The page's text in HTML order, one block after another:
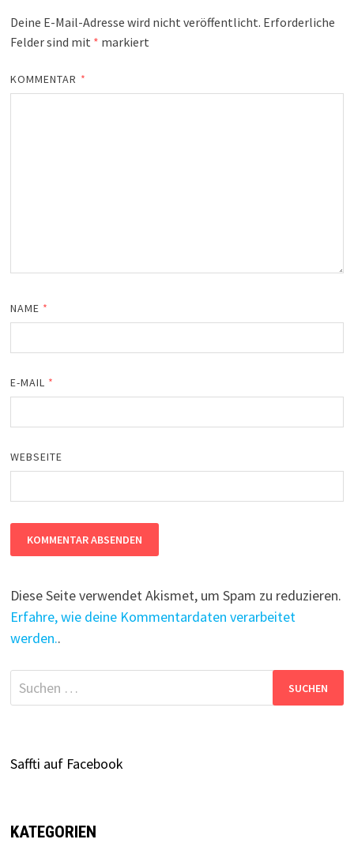
Deine E-Mail-Adresse wird nicht veröffentlicht. Erforderliche
Felder sind mit * markiert
KOMMENTAR *
NAME *
E-MAIL *
WEBSEITE
Diese Seite verwendet Akismet, um Spam zu reduzieren.
Erfahre, wie deine Kommentardaten verarbeitet
werden..
Suchen
nach:
Saffti auf Facebook
KATEGORIEN